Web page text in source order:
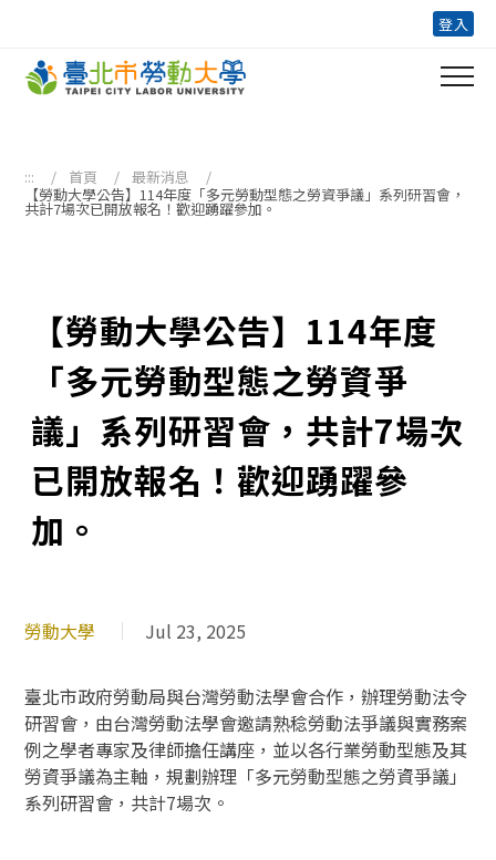
登入
::: 首頁
最新消息
【勞動大學公告】114年度「多元勞動型態之勞資爭議」系列研習會，
共計7場次已開放報名！歡迎踴躍參加。
【勞動大學公告】114年度
「多元勞動型態之勞資爭
議」系列研習會，共計7場次
已開放報名！歡迎踴躍參
加。
勞動大學 Jul 23, 2025
臺北市政府勞動局與台灣勞動法學會合作，辦理勞動法令
研習會，由台灣勞動法學會邀請熟稔勞動法爭議與實務案
例之學者專家及律師擔任講座，並以各行業勞動型態及其
勞資爭議為主軸，規劃辦理「多元勞動型態之勞資爭議」
系列研習會，共計7場次。